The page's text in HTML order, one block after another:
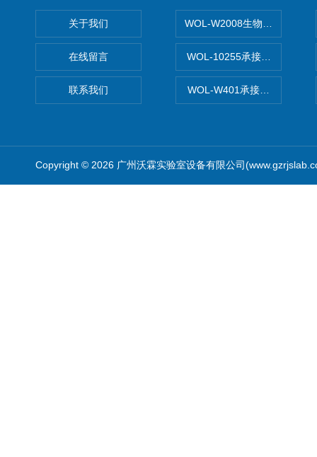
关于我们
在线留言
联系我们
WOL-W2008生物制药GMP
WOL-10255承接清远电子
WOL-W401承接食品QS认
Copyright © 2026 广州沃霖实验室设备有限公司